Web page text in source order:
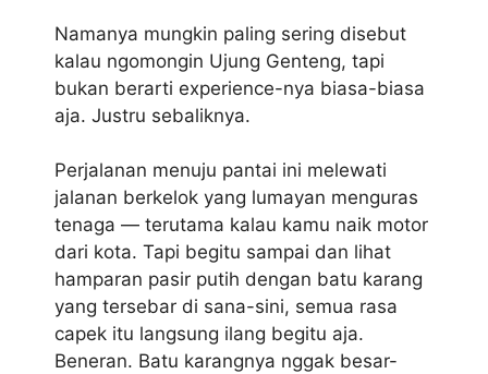
Namanya mungkin paling sering disebut
kalau ngomongin Ujung Genteng, tapi
bukan berarti experience-nya biasa-biasa
aja. Justru sebaliknya.
Perjalanan menuju pantai ini melewati
jalanan berkelok yang lumayan menguras
tenaga — terutama kalau kamu naik motor
dari kota. Tapi begitu sampai dan lihat
hamparan pasir putih dengan batu karang
yang tersebar di sana-sini, semua rasa
capek itu langsung ilang begitu aja.
Beneran. Batu karangnya nggak besar-